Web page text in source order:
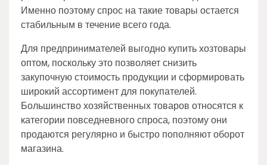
Именно поэтому спрос на такие товары остается
стабильным в течение всего года.
Для предпринимателей выгодно купить хозтовары
оптом, поскольку это позволяет снизить
закупочную стоимость продукции и сформировать
широкий ассортимент для покупателей.
Большинство хозяйственных товаров относятся к
категории повседневного спроса, поэтому они
продаются регулярно и быстро пополняют оборот
магазина.